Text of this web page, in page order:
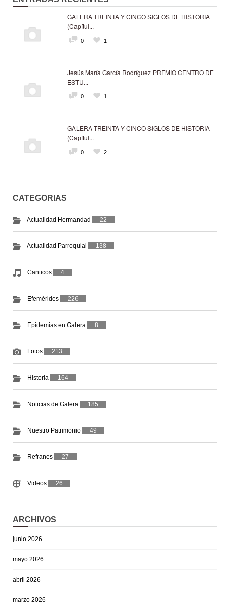
GALERA TREINTA Y CINCO SIGLOS DE HISTORIA
(Capítul...
0 1
Jesús María García Rodríguez PREMIO CENTRO DE
ESTU...
0 1
GALERA TREINTA Y CINCO SIGLOS DE HISTORIA
(Capítul...
0 2
CATEGORIAS
Actualidad Hermandad 22
Actualidad Parroquial 138
Canticos 4
Efemérides 226
Epidemias en Galera 8
Fotos 213
Historia 164
Noticias de Galera 185
Nuestro Patrimonio 49
Refranes 27
Videos 26
ARCHIVOS
junio 2026
mayo 2026
abril 2026
marzo 2026